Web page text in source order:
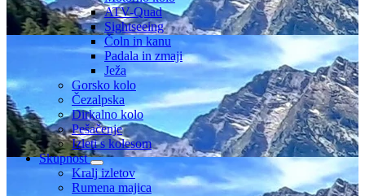
ATV-Quad
Sightseeing
Čoln in kanu
Padala in zmaji
Ježa
Gorsko kolo
Čezalpska
Dirkalno kolo
Pešačenje
Izleti s kolesom
Skupnost
Kralj izletov
Rumena majica